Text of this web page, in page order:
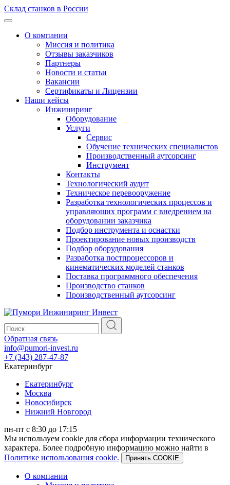
Склад станков в России
О компании
Миссия и политика
Отзывы заказчиков
Партнеры
Новости и статьи
Вакансии
Сертификаты и Лицензии
Наши кейсы
Инжиниринг
Оборудование
Услуги
Сервис
Обучение технических специалистов
Производственный аутсорсинг
Инструмент
Контакты
Технологический аудит
Техническое перевооружение
Разработка технологических процессов и
управляющих программ с внедрением на
оборудовании заказчика
Подбор инструмента и оснастки
Проектирование новых производств
Подбор оборудования
Разработка постпроцессоров и
кинематических моделей станков
Поставка программного обеспечения
Производство станков
Производственный аутсорсинг
Обратная связь
info@pumori-invest.ru
+7 (343) 287-47-87
Екатеринбург
Екатеринбург
Москва
Новосибирск
Нижний Новгород
пн-пт с 8:30 до 17:15
Мы используем cookie для сбора информации технического
характера. Более подробную информацию можно найти в
Политике использования cookie.
Принять COOKIE
О компании